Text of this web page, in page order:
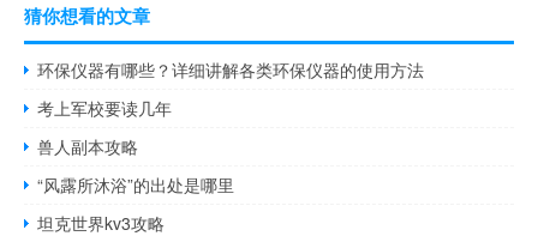
猜你想看的文章
环保仪器有哪些？详细讲解各类环保仪器的使用方法
考上军校要读几年
兽人副本攻略
“风露所沐浴”的出处是哪里
坦克世界kv3攻略